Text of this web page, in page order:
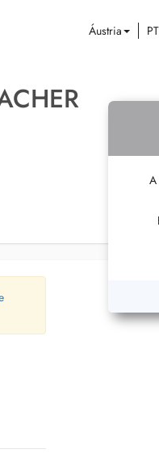
Áustria PT